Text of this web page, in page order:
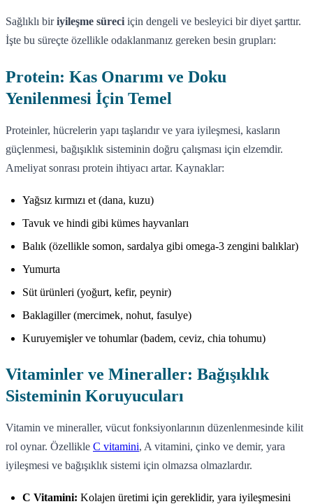
Sağlıklı biriyileşme süreci için dengeli ve besleyici bir diyet şarttır.
İşte bu süreçte özellikle odaklanmanız gereken besin grupları:
Protein: Kas Onarımı ve Doku
Yenilenmesi İçin Temel
Proteinler, hücrelerin yapı taşlarıdır ve yara iyileşmesi, kasların
güçlenmesi, bağışıklık sisteminin doğru çalışması için elzemdir.
Ameliyat sonrası protein ihtiyacı artar. Kaynaklar:
Yağsız kırmızı et (dana, kuzu)
Tavuk ve hindi gibi kümes hayvanları
Balık (özellikle somon, sardalya gibi omega-3 zengini balıklar)
Yumurta
Süt ürünleri (yoğurt, kefir, peynir)
Baklagiller (mercimek, nohut, fasulye)
Kuruyemişler ve tohumlar (badem, ceviz, chia tohumu)
Vitaminler ve Mineraller: Bağışıklık
Sisteminin Koruyucuları
Vitamin ve mineraller, vücut fonksiyonlarının düzenlenmesinde kilit
rol oynar. Özellikle C vitamini, A vitamini, çinko ve demir, yara
iyileşmesi ve bağışıklık sistemi için olmazsa olmazlardır.
C Vitamini: Kolajen üretimi için gereklidir, yara iyileşmesini